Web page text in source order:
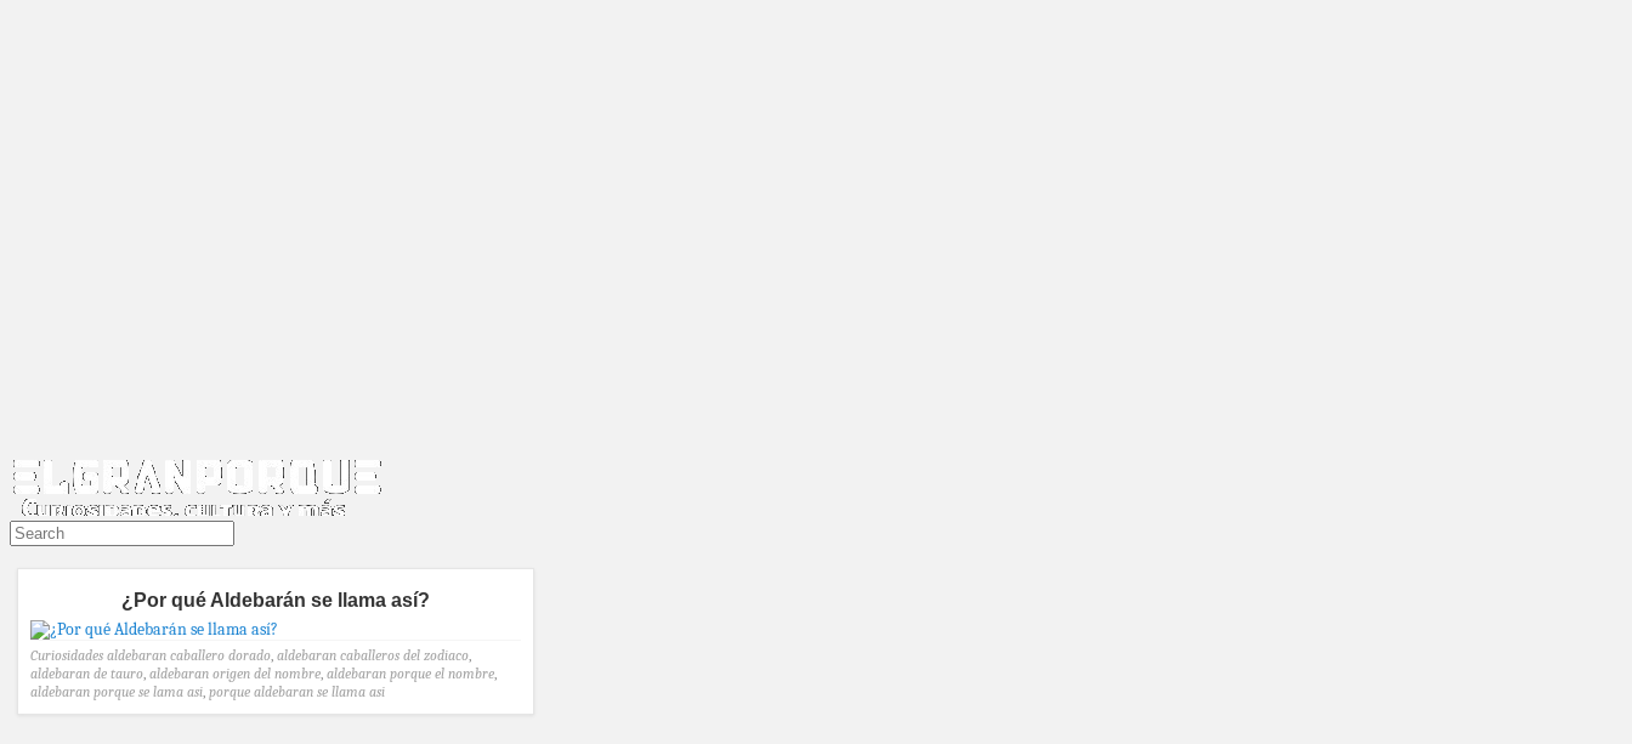
¿Por qué Aldebarán se llama así?
Curiosidades aldebaran caballero dorado, aldebaran caballeros del zodiaco,
aldebaran de tauro, aldebaran origen del nombre, aldebaran porque el nombre,
aldebaran porque se lama asi, porque aldebaran se llama asi